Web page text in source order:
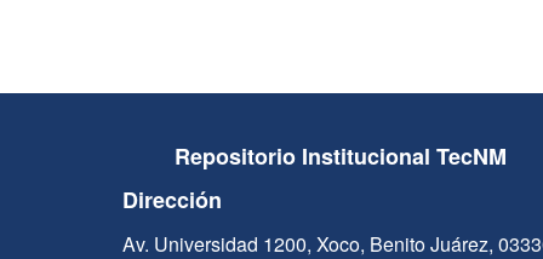
Repositorio Institucional TecNM
Dirección
Av. Universidad 1200, Xoco, Benito Juárez,